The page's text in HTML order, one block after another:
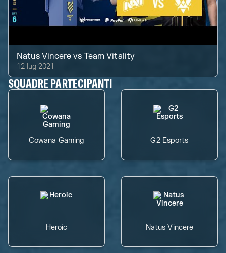
Natus Vincere vsTeam Vitality
12 lug 2021
SQUADRE PARTECIPANTI
Cowana Gaming G2 Esports
Heroic Natus Vincere